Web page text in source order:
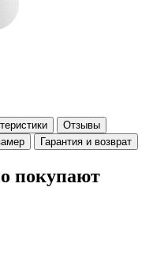
Отзывы
Гарантия и возврат
покупают